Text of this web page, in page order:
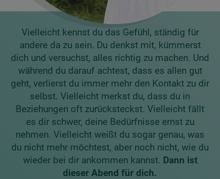
Vielleicht kennst du das Gefühl, ständig für
andere da zu sein. Du denkst mit, kümmerst
dich und versuchst, alles richtig zu machen. Und
während du darauf achtest, dass es allen gut
geht, verlierst du immer mehr den Kontakt zu dir
selbst. Vielleicht merkst du, dass du in
Beziehungen oft zurücksteckst. Vielleicht fällt
es dir schwer, deine Bedürfnisse ernst zu
nehmen. Vielleicht weißt du sogar genau, was
du nicht mehr möchtest, aber noch nicht, wie du
wieder bei dir ankommen kannst. Dann ist
dieser Abend für dich.